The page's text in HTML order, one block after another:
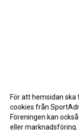
För att hemsidan
cookies från
Föreningen kan
eller marknadsföring.